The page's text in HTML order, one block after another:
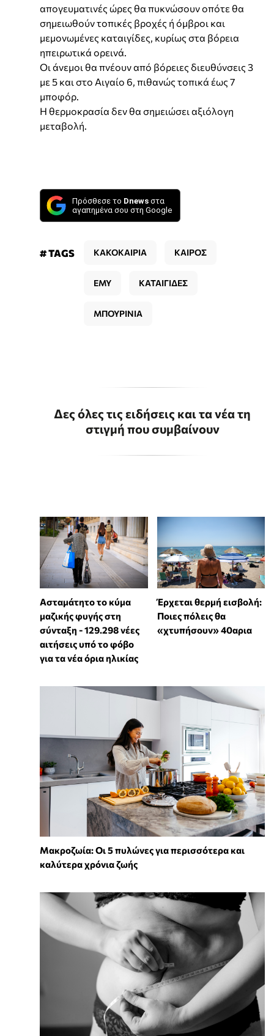
απογευματινές ώρες θα πυκνώσουν οπότε θα
σημειωθούν τοπικές βροχές ή όμβροι και
μεμονωμένες καταιγίδες, κυρίως στα βόρεια
ηπειρωτικά ορεινά.
Οι άνεμοι θα πνέουν από βόρειες διευθύνσεις 3
με 5 και στο Αιγαίο 6, πιθανώς τοπικά έως 7
μποφόρ.
Η θερμοκρασία δεν θα σημειώσει αξιόλογη
μεταβολή.
Πρόσθεσε το Dnews στα
αγαπημένα σου στη Google
# TAGS ΚΑΚΟΚΑΙΡΙΑ ΚΑΙΡΟΣ
ΕΜΥ ΚΑΤΑΙΓΙΔΕΣ
ΜΠΟΥΡΙΝΙΑ
Δες όλες τις ειδήσεις και τα νέα τη
στιγμή που συμβαίνουν
Ασταμάτητο το κύμα
μαζικής φυγής στη
σύνταξη - 129.298 νέες
αιτήσεις υπό το φόβο
για τα νέα όρια ηλικίας
Έρχεται θερμή εισβολή:
Ποιες πόλεις θα
«χτυπήσουν» 40αρια
Mακροζωία: Οι 5 πυλώνες για περισσότερα και
καλύτερα χρόνια ζωής